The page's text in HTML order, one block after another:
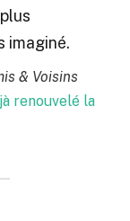
imaginé.
& Voisins
renouvelé la